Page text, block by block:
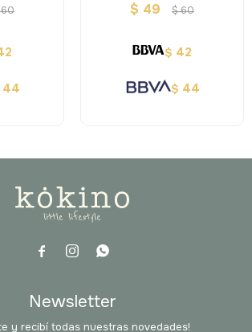
60
44
$ 49 $60
$ 42
$ 44
  
Newsletter
y recibí todas nuestras novedades!